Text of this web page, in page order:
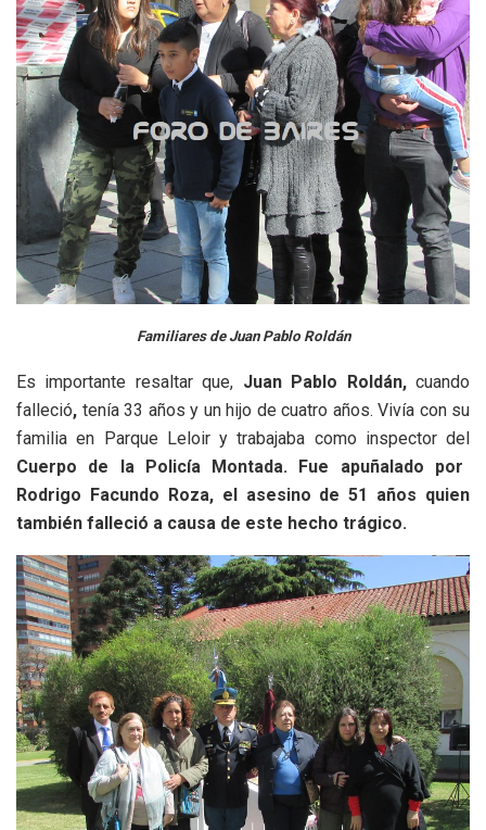
Familiares de Juan Pablo Roldán
Es importante resaltar que, Juan Pablo Roldán,cuando
falleció, tenía 33 años y un hijo de cuatro años. Vivía con su
familia en Parque Leloir y trabajaba como inspector del
Cuerpo de la Policía Montada. Fue apuñalado por
Rodrigo Facundo Roza, el asesino de 51 años quien
también falleció a causa de este hecho trágico.